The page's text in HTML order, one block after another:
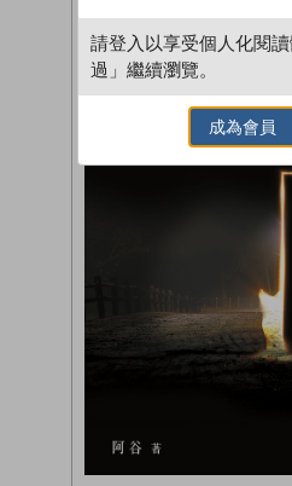
請登入以享受個人化閱
過」繼續瀏覽。
成為會員